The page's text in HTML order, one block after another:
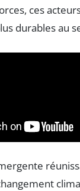
ces
durables au